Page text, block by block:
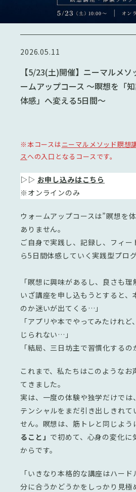
2026.05.11
【5/23(土)開催】ニーマルメ
ームアップコース 〜瞑想を「
体感」へ変える5日間〜
※本コースはニーマルメソッド瞑想
スへの入口となるコースです。
▷▷ お申し込みはこちら
※オンラインのみ
ウォームアップコースは”瞑想を
ありません。
ご自身で実践し、記録し、フィー
ら5日間体感していく実践型プログ
「瞑想に興味があるし、良さも理
いざ講座を申し込もうとすると、
のか迷いが出てくる…」
「アプリや本でやってみたけれ
じられない…」
「結局、三日坊主で習慣化するの
これまで、私たちはこのようなお
てきました。
実は、一度の体験や独学だけでは
テンシャルをまだ引き出しきれて
せん。瞑想は、筋トレと同じよう
ること」 で初めて、心身の変化に
からです。
「いきなり本格的な講座はハー
分に合うかどうかをしっかり見極